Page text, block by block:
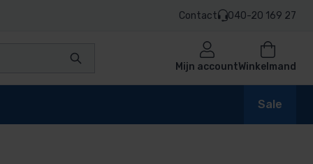
Contact 040-20 169 27
Mijn accountWinkelmand
Sale